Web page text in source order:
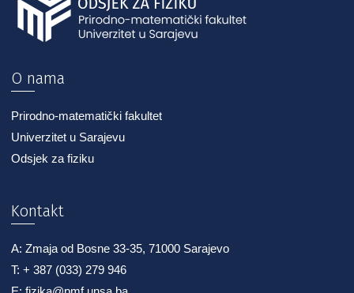
O nama
Prirodno-matematički fakultet
Univerzitet u Sarajevu
Odsjek za fiziku
Kontakt
A: Zmaja od Bosne 33-35, 71000 Sarajevo
T: + 387 (033) 279 946